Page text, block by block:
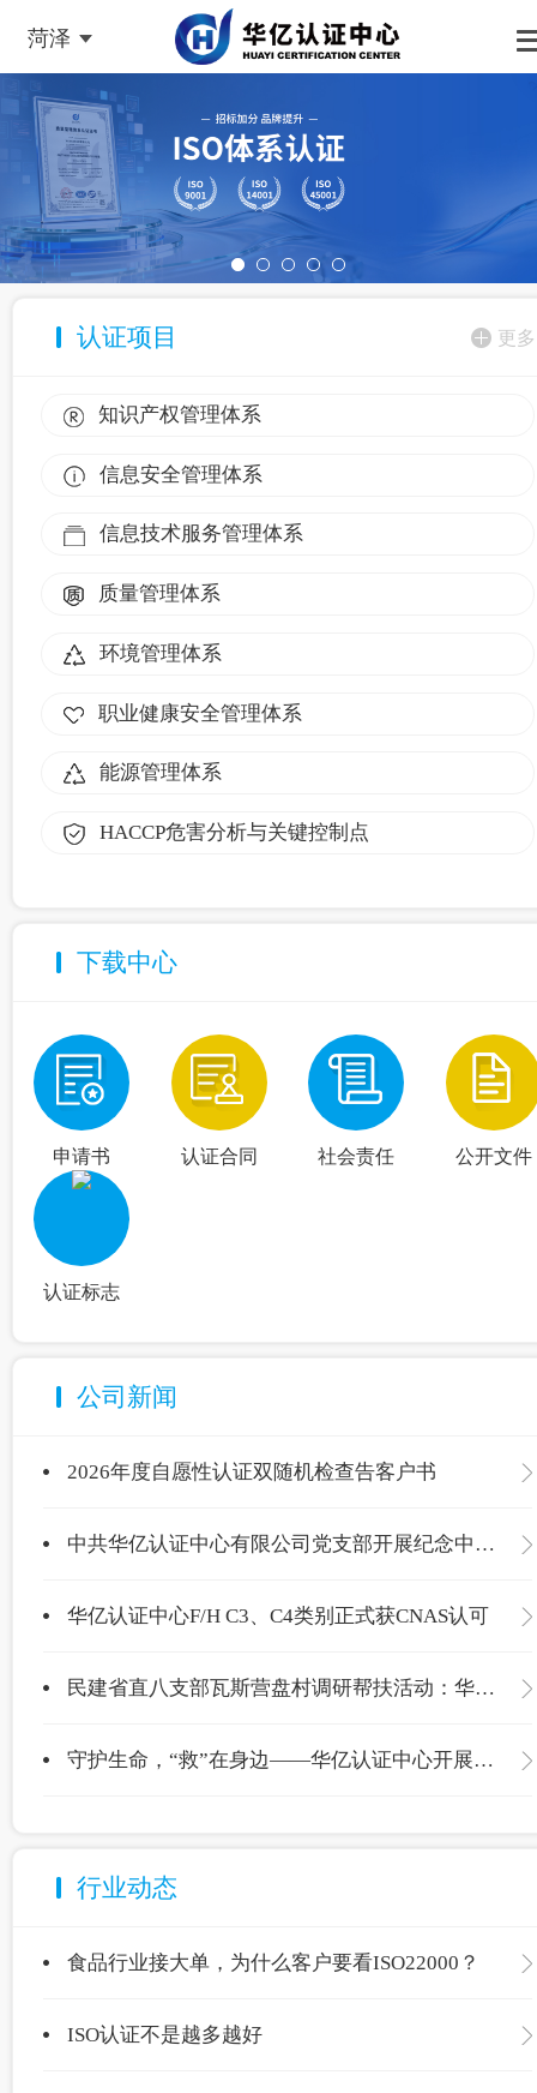
菏泽
认证项目 更多
知识产权管理体系
信息安全管理体系
信息技术服务管理体系
质量管理体系
环境管理体系
职业健康安全管理体系
能源管理体系
HACCP危害分析与关键控制点
下载中心
申请书 认证合同 社会责任 公开文件
认证标志
公司新闻
2026年度自愿性认证双随机检查告客户书
中共华亿认证中心有限公司党支部开展纪念中国共产党成立105周年主题党日活动
华亿认证中心F/H C3、C4类别正式获CNAS认可
民建省直八支部瓦斯营盘村调研帮扶活动：华亿认证中心爱心捐赠温暖校园
守护生命，“救”在身边——华亿认证中心开展应急救护专项培训
行业动态
食品行业接大单，为什么客户要看ISO22000？
ISO认证不是越多越好